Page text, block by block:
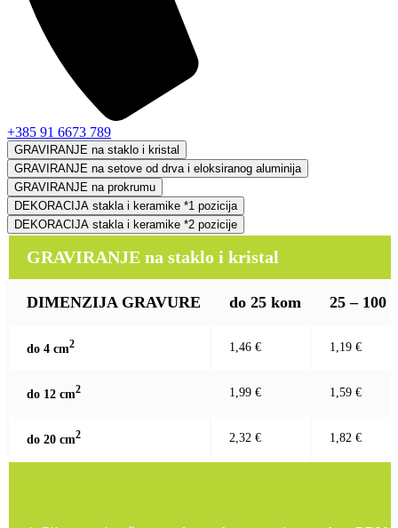
+385 91 6673 789
GRAVIRANJE na staklo i kristal
GRAVIRANJE na setove od drva i eloksiranog aluminija
GRAVIRANJE na prokrumu
DEKORACIJA stakla i keramike *1 pozicija
DEKORACIJA stakla i keramike *2 pozicije
GRAVIRANJE na staklo i kristal
DIMENZIJA GRAVURE do 25 kom 25 – 100
do 4 cm2 1,46 € 1,19 €
do 12 cm2 1,99 € 1,59 €
do 20 cm2 2,32 € 1,82 €